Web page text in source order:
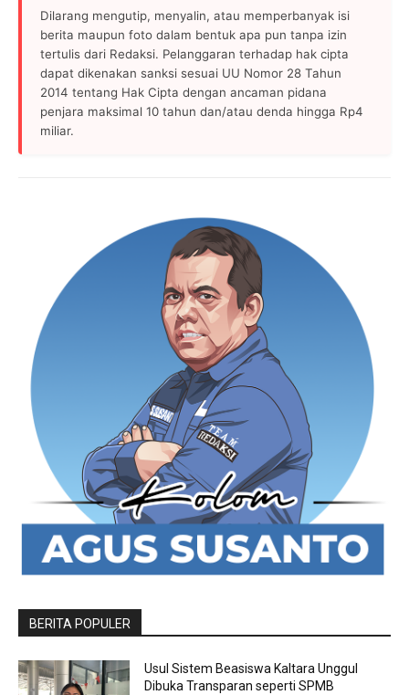
Dilarang mengutip, menyalin, atau memperbanyak isi
berita maupun foto dalam bentuk apa pun tanpa izin
tertulis dari Redaksi. Pelanggaran terhadap hak cipta
dapat dikenakan sanksi sesuai UU Nomor 28 Tahun
2014 tentang Hak Cipta dengan ancaman pidana
penjara maksimal 10 tahun dan/atau denda hingga Rp4
miliar.
BERITA POPULER
Usul Sistem Beasiswa Kaltara Unggul
Dibuka Transparan seperti SPMB